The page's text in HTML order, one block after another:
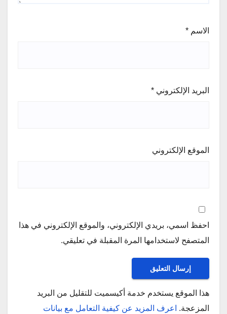
الاسم *
البريد الإلكتروني *
الموقع الإلكتروني
احفظ اسمي، بريدي الإلكتروني، والموقع الإلكتروني في هذا
المتصفح لاستخدامها المرة المقبلة في تعليقي.
هذا الموقع يستخدم خدمة أكيسميت للتقليل من البريد
المزعجة.
اعرف المزيد عن كيفية التعامل مع بيانات